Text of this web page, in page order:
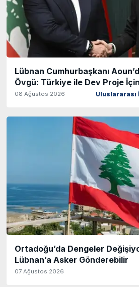
Lübnan Cumhurbaşkanı
Övgü: Türkiye ile Dev Proje
08 Ağustos 2026 Uluslararası
Ortadoğu’da Dengeler
Lübnan’a Asker Gönderebilir
07 Ağustos 2026